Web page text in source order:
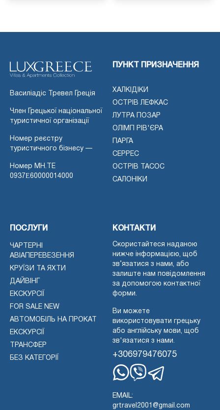
Василіадіс Тревел Греція
Член Грецької національної
туристичної організації
Номер реєстру
туристичного бізнесу —
Номер MH.TE
0937Ε60000014000
ПУНКТ ПРИЗНАЧЕННЯ
ХАЛКІДІКИ
ОСТРІВ ЛЕФКАС
ЛУТРА ПОЗАР
ОЛІМП РІВ'ЄРА
ПАРГА
СЕРРЕС
ОСТРІВ ТАСОС
САЛОНІКИ
ПОСЛУГИ
ЧАРТЕРНІ
АВІАПЕРЕВЕЗЕННЯ
КРУЇЗИ ТА ЯХТИ
ДАЙВІНГ
ЕКСКУРСІЇ
FOR SALE NEW
АВТОМОБІЛЬ НА ПРОКАТ
ЕКСКУРСІЇ
ТРАНСФЕР
БЕЗ КАТЕГОРІЇ
КОНТАКТИ
Скористайтеся наданою
нижче інформацією, щоб
зв’язатися з нами, або
залиште нам повідомлення
за допомогою контактної
форми.
Ви можете
використовувати грецьку
або англійську мови, щоб
зв'язатися з нами.
+306979476075
EMAIL:
grtravel2001@gmail.com